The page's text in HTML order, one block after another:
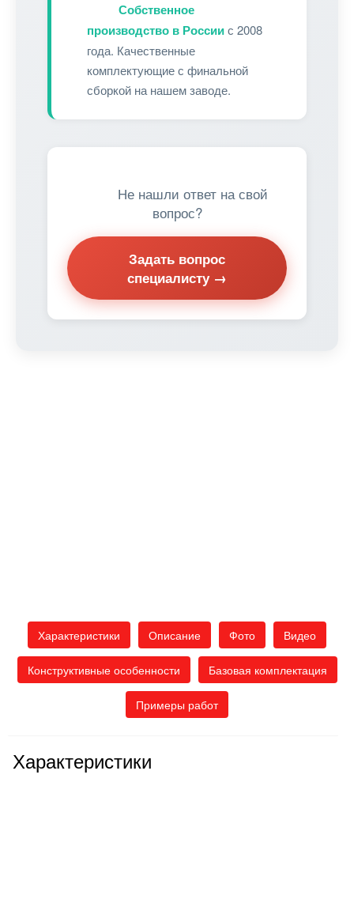
Собственное
производство в Россиис 2008
года. Качественные
комплектующие с финальной
сборкой на нашем заводе.
Не нашли ответ на свой
вопрос?
Задать вопрос
специалисту →
Характеристики Описание Фото Видео
Конструктивные особенности Базовая комплектация
Примеры работ
Характеристики